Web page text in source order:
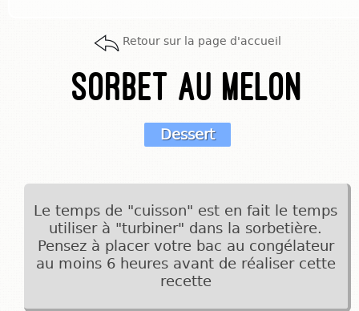
Retour sur la page d'accueil
Sorbet au melon
Dessert
Le temps de "cuisson" est en fait le temps
utiliser à "turbiner" dans la sorbetière.
Pensez à placer votre bac au congélateur
au moins 6 heures avant de réaliser cette
recette